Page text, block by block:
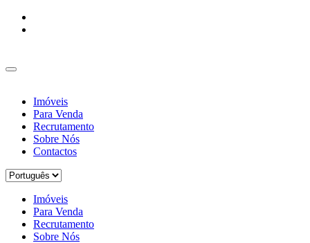
Imóveis
Para Venda
Recrutamento
Sobre Nós
Contactos
Imóveis
Para Venda
Recrutamento
Sobre Nós